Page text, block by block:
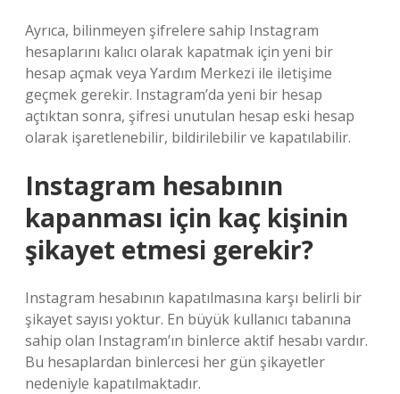
Ayrıca, bilinmeyen şifrelere sahip Instagram
hesaplarını kalıcı olarak kapatmak için yeni bir
hesap açmak veya Yardım Merkezi ile iletişime
geçmek gerekir. Instagram’da yeni bir hesap
açtıktan sonra, şifresi unutulan hesap eski hesap
olarak işaretlenebilir, bildirilebilir ve kapatılabilir.
Instagram hesabının
kapanması için kaç kişinin
şikayet etmesi gerekir?
Instagram hesabının kapatılmasına karşı belirli bir
şikayet sayısı yoktur. En büyük kullanıcı tabanına
sahip olan Instagram’ın binlerce aktif hesabı vardır.
Bu hesaplardan binlercesi her gün şikayetler
nedeniyle kapatılmaktadır.